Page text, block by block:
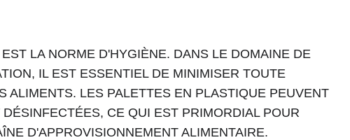
LA NORME D'HYGIÈNE. DANS LE DOMAINE DE
IL EST ESSENTIEL DE MINIMISER TOUTE
ALIMENTS. LES PALETTES EN PLASTIQUE PEUVENT
CE QUI EST PRIMORDIAL POUR
D'APPROVISIONNEMENT ALIMENTAIRE.